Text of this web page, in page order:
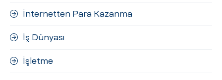
İnternetten Para Kazanma
İş Dünyası
İşletme